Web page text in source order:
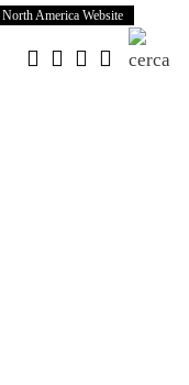
North America Website(s'ouvre
dans